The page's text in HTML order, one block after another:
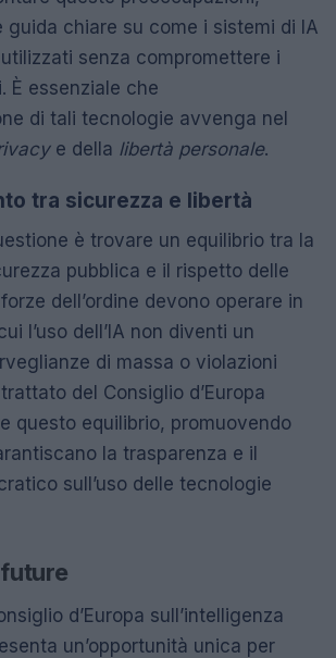
guida chiare su come i sistemi di IA
senza compromettere i
È essenziale che
di tali tecnologie avvenga nel
e della libertà personale.
tra sicurezza e libertà
è trovare un equilibrio tra la
pubblica e il rispetto delle
dell’ordine devono operare in
l’uso dell’IA non diventi un
di massa o violazioni
del Consiglio d’Europa
questo equilibrio, promuovendo
la trasparenza e il
sull’uso delle tecnologie
d’Europa sull’intelligenza
un’opportunità unica per